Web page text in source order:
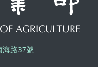
海路37號